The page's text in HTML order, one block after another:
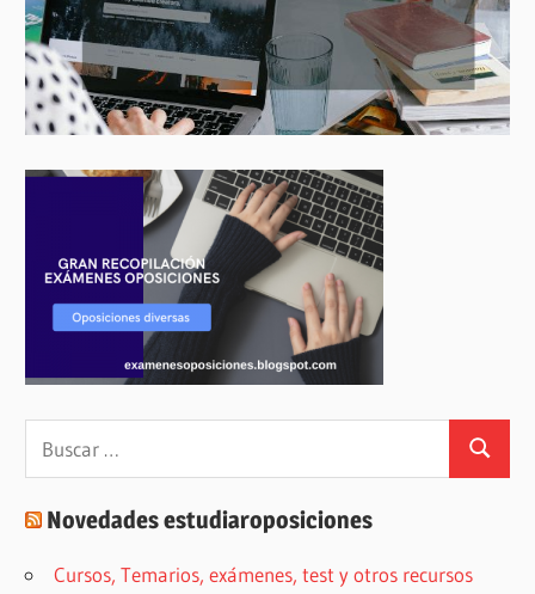
Buscar
Novedades estudiaroposiciones
Cursos, Temarios, exámenes, test y otros recursos